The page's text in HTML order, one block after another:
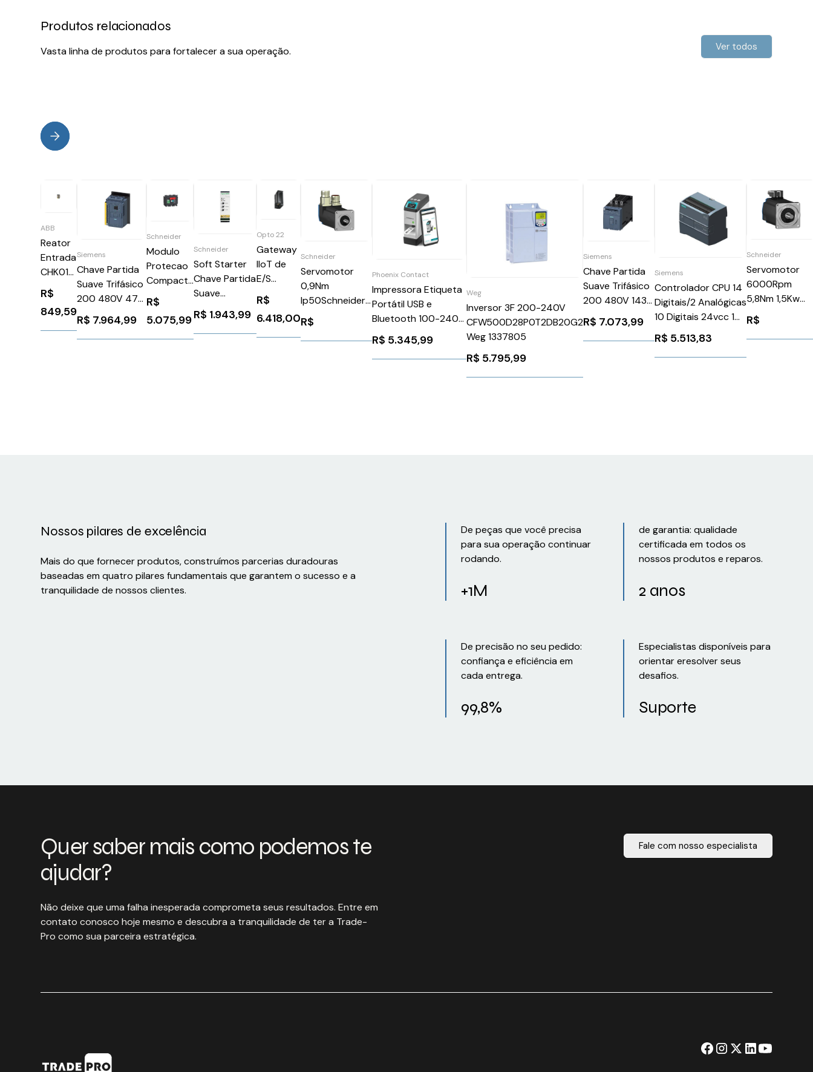
Produtos relacionados
Vasta linha de produtos para fortalecer a sua operação. Ver todos
ABB
Reator
Entrada
CHK01
ABB
49852
R$
849,59
Siemens
Chave Partida
Suave Trifásico
200 480V 47A
110 220V
3RW55243HF14
Siemens
R$ 7.964,99
Schneider
Modulo
Protecao
Compact
Nsx
100/160
30Ma 3P
200/440V
R$
5.075,99
Schneider
Soft Starter
Chave Partida
Suave
Trifásica 380V
22A 110-220V
Schneider
R$ 1.943,99
Opto 22
Gateway
IIoT de
E/S
Ethernet
Remota
groov RIO
MM2
R$
6.418,00
Schneider
Servomotor
0,9Nm
Ip50Schneider
BSH0552P12A1A
R$
Phoenix Contact
Impressora Etiqueta
Portátil USB e
Bluetooth 100-240V
Phoenix Contact
THERMOMARKGOSET
R$ 5.345,99
Weg
Inversor 3F 200-240V
CFW500D28P0T2DB20G2
Weg 1337805
R$ 5.795,99
Siemens
Chave Partida
Suave Trifásico
200 480V 143A
110 220V
3RW50552AB14
Siemens
R$ 7.073,99
Siemens
Controlador CPU 14
Digitais/2 Analógicas
10 Digitais 24vcc 1
Interface 1214c
Siemens
6ES72141HG400XB0
R$ 5.513,83
Schneider
Servomotor
6000Rpm
5,8Nm 1,5Kw
Ip50Schneider
R$
Nossos pilares de excelência
Mais do que fornecer produtos, construímos parcerias duradouras
baseadas em quatro pilares fundamentais que garantem o sucesso e a
tranquilidade de nossos clientes.
De peças que você precisa
para sua operação continuar
rodando.
+1M
de garantia: qualidade
certificada em todos os
nossos produtos e reparos.
2 anos
De precisão no seu pedido:
confiança e eficiência em
cada entrega.
99,8%
Especialistas disponíveis para
orientar eresolver seus
desafios.
Suporte
Quer saber mais como podemos te
ajudar?
Não deixe que uma falha inesperada comprometa seus resultados. Entre em
contato conosco hoje mesmo e descubra a tranquilidade de ter a Trade-
Pro como sua parceira estratégica.
Fale com nosso especialista